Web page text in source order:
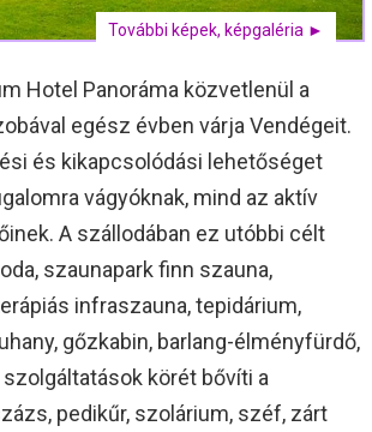
További képek, képgaléria ►
Hotel Panoráma közvetlenül a
egész évben várja Vendégeit.
és kikapcsolódási lehetőséget
vágyóknak, mind az aktív
A szállodában ez utóbbi célt
szaunapark finn szauna,
infraszauna, tepidárium,
gőzkabin, barlang-élményfürdő,
körét bővíti a
pedikűr, szolárium, széf, zárt